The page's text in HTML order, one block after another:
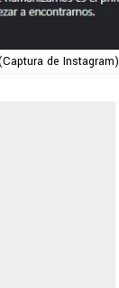
de Instagram)